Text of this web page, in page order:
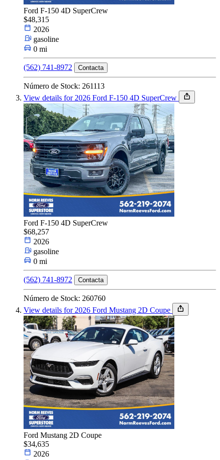
Ford F-150 4D SuperCrew
$48,315
2026
gasoline
0 mi
(562) 741-8972 Contacta
Número de Stock: 261113
View details for 2026 Ford F-150 4D SuperCrew
Ford F-150 4D SuperCrew
$68,257
2026
gasoline
0 mi
(562) 741-8972 Contacta
Número de Stock: 260760
View details for 2026 Ford Mustang 2D Coupe
Ford Mustang 2D Coupe
$34,635
2026